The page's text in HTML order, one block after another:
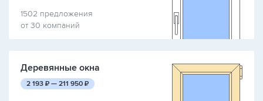
1502 предложения
от 30 компаний
Деревянные окна
2 193 руб.
₽ — 211 950 руб.
₽